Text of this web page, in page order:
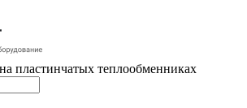
пластинчатых теплообменниках